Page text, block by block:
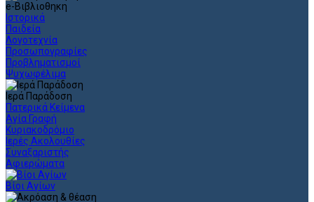
e-Βιβλιοθηκη
Ιστορικά
Παιδεία
Λογοτεχνία
Προσωπογραφίες
Προβληματισμοί
Ψυχωφέλιμα
Ιερά Παράδοση
Πατερικά Κείμενα
Αγία Γραφή
Κυριακοδρόμιο
Ιερές Ακολουθίες
Συναξαριστής
Αφιερώματα
Βίοι Αγίων